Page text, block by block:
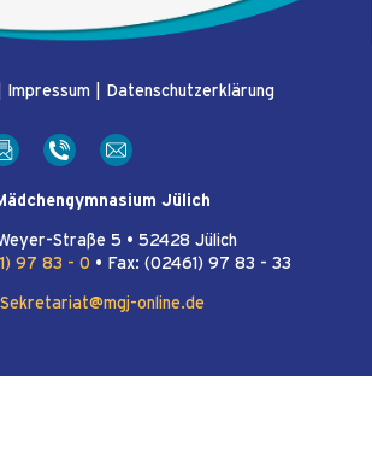
Impressum Datenschutzerklärung
Jülich
Straße 5 • 52428 Jülich
97 83 - 0 • Fax: (02461) 97 83 - 33
Sekretariat@mgj-online.de